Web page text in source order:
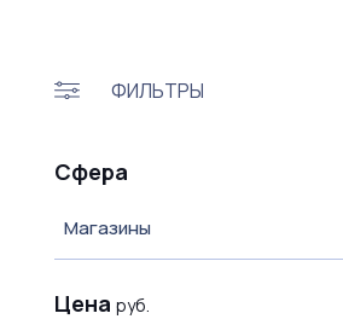
ФИЛЬТРЫ
Сфера
Магазины
Цена руб.